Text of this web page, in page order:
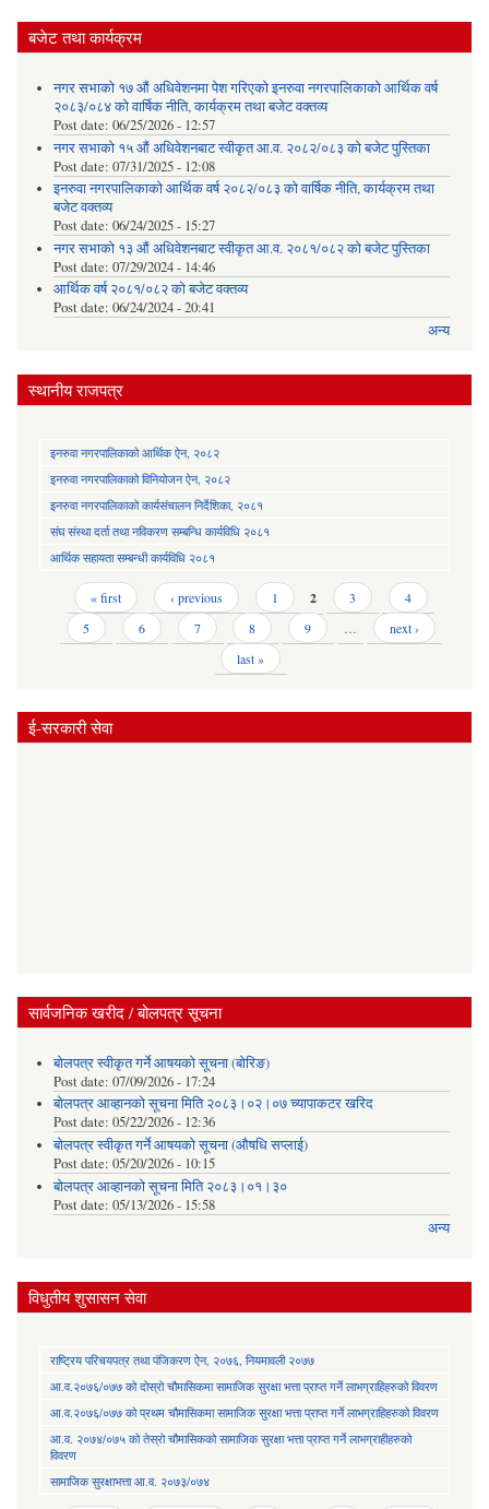
बजेट तथा कार्यक्रम
नगर सभाको १७ औं अधिवेशनमा पेश गरिएको इनरुवा नगरपालिकाको आर्थिक वर्ष
२०८३/०८४ को वार्षिक नीति, कार्यक्रम तथा बजेट वक्तव्य
Post date: 06/25/2026 - 12:57
नगर सभाको १५ औं अधिवेशनबाट स्वीकृत आ.व. २०८२/०८३ को बजेट पुस्तिका
Post date: 07/31/2025 - 12:08
इनरुवा नगरपालिकाको आर्थिक वर्ष २०८२/०८३ को वार्षिक नीति, कार्यक्रम तथा
बजेट वक्तव्य
Post date: 06/24/2025 - 15:27
नगर सभाको १३ औं अधिवेशनबाट स्वीकृत आ.व. २०८१/०८२ को बजेट पुस्तिका
Post date: 07/29/2024 - 14:46
आर्थिक वर्ष २०८१/०८२ को बजेट वक्तव्य
Post date: 06/24/2024 - 20:41
अन्य
स्थानीय राजपत्र
इनरुवा नगरपालिकाको आर्थिक ऐन, २०८२
इनरुवा नगरपालिकाको विनियोजन ऐन, २०८२
इनरुवा नगरपालिकाको कार्यसंचालन निर्देशिका, २०८१
संघ संस्था दर्ता तथा नविकरण सम्बन्धि कार्यविधि २०८१
आर्थिक सहायता सम्बन्धी कार्यविधि २०८१
Pages « first ‹ previous 1 2 3
4
5
6 7 8 9 …
next ›
last »
ई-सरकारी सेवा
सार्वजनिक खरीद / बोलपत्र सूचना
बोलपत्र स्वीकृत गर्ने आषयको सूचना (बोरिङ)
Post date: 07/09/2026 - 17:24
बोलपत्र आव्हानको सूचना मिति २०८३।०२।०७ च्यापाकटर खरिद
Post date: 05/22/2026 - 12:36
बोलपत्र स्वीकृत गर्ने आषयको सूचना (औषधि सप्लाई)
Post date: 05/20/2026 - 10:15
बोलपत्र आव्हानको सूचना मिति २०८३।०१।३०
Post date: 05/13/2026 - 15:58
अन्य
विधुतीय शुसासन सेवा
राष्ट्रिय परिचयपत्र तथा पंजिकरण ऐन, २०७६, नियमावली २०७७
आ.व.२०७६/०७७ को दोस्रो चौमासिकमा सामाजिक सुरक्षा भत्ता प्राप्त गर्ने लाभग्राहिहरुको विवरण
आ.व.२०७६/०७७ को प्रथम चौमासिकमा सामाजिक सुरक्षा भत्ता प्राप्त गर्ने लाभग्राहिहरुको विवरण
आ.व. २०७४/०७५ को तेस्रो चौमासिकको सामाजिक सुरक्षा भत्ता प्राप्त गर्ने लाभग्राहीहरुको
विवरण
सामाजिक सुरक्षाभत्ता आ.व. २०७३/०७४